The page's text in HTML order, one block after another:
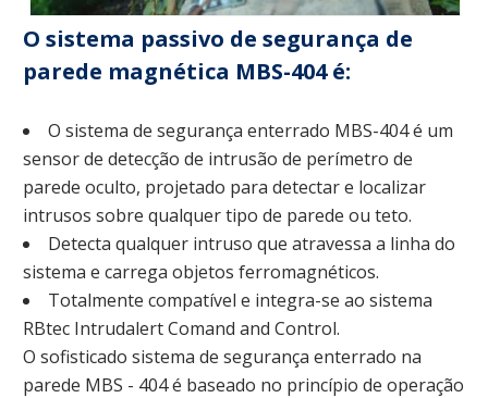
O sistema passivo de segurança de
parede magnética MBS-404 é:
O sistema de segurança enterrado MBS-404 é um
sensor de detecção de intrusão de perímetro de
parede oculto, projetado para detectar e localizar
intrusos sobre qualquer tipo de parede ou teto.
Detecta qualquer intruso que atravessa a linha do
sistema e carrega objetos ferromagnéticos.
Totalmente compatível e integra-se ao sistema
RBtec Intrudalert Comand and Control.
O sofisticado sistema de segurança enterrado na
parede MBS - 404 é baseado no princípio de operação